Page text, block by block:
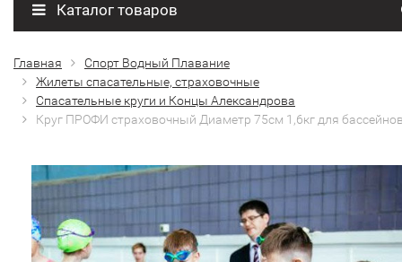
Каталог товаров
Главная
Спорт Водный Плавание
Жилеты спасательные, страховочные
Спасательные круги и Концы Александрова
Круг ПРОФИ страховочный Диаметр 75см 1,6кг для